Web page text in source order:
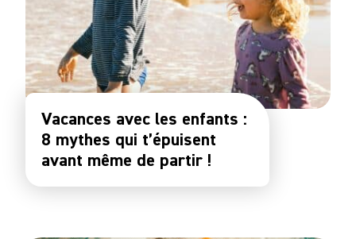
Vacances avec les enfants :
8 mythes qui t’épuisent
avant même de partir !